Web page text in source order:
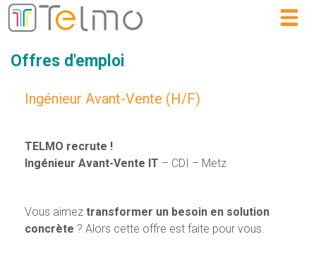
Offres d'emploi
Ingénieur Avant-Vente (H/F)
TELMO recrute !
Ingénieur Avant-Vente IT – CDI – Metz
Vous aimez transformer un besoin en solution
concrète ? Alors cette offre est faite pour vous.